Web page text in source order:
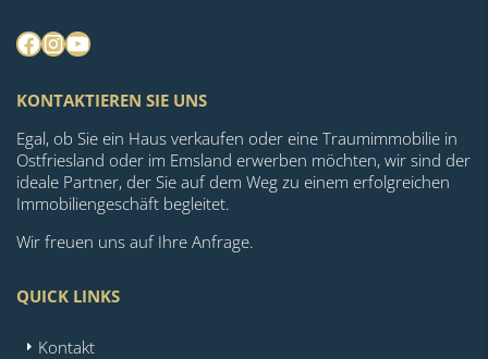
Facebook
Instagram
YouTube
KONTAKTIEREN SIE UNS
Egal, ob Sie ein Haus verkaufen oder eine Traumimmobilie in
Ostfriesland oder im Emsland erwerben möchten, wir sind der
ideale Partner, der Sie auf dem Weg zu einem erfolgreichen
Immobiliengeschäft begleitet.
Wir freuen uns auf Ihre Anfrage.
QUICK LINKS
Kontakt